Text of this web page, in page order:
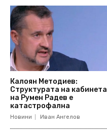
Калоян Методиев:
Структурата на кабинета
на Румен Радев е
катастрофална
Новини Иван Ангелов